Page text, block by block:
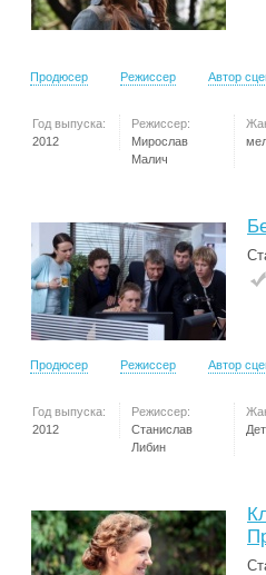
Продюсер Режиссер Автор
Год выпуска:
2012
Режиссер:
Мирослав
Малич
Продюсер Режиссер Автор
Год выпуска:
2012
Режиссер:
Станислав
Либин